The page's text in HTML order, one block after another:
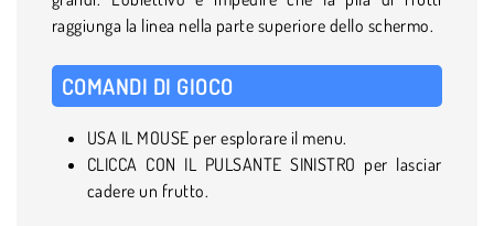
raggiunga la linea nella parte superiore dello schermo.
COMANDI DI GIOCO
USA IL MOUSE per esplorare il menu.
CLICCA CON IL PULSANTE SINISTRO per lasciar
cadere un frutto.